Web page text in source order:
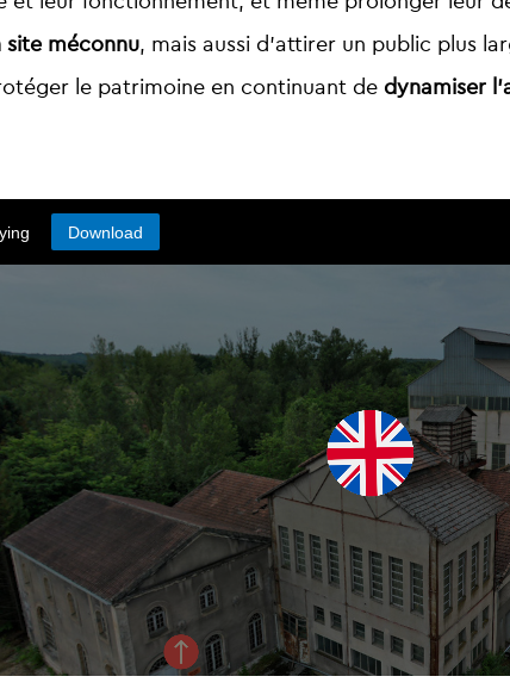
site méconnu, mais aussi d’attirer un public plus
le patrimoine en continuant de dynamiser